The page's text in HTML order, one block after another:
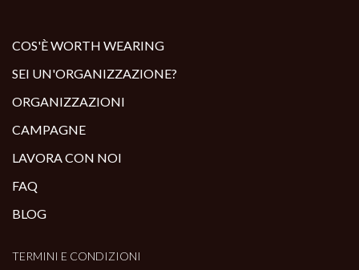
COS'È WORTH WEARING
SEI UN'ORGANIZZAZIONE?
ORGANIZZAZIONI
CAMPAGNE
LAVORA CON NOI
FAQ
BLOG
TERMINI E CONDIZIONI